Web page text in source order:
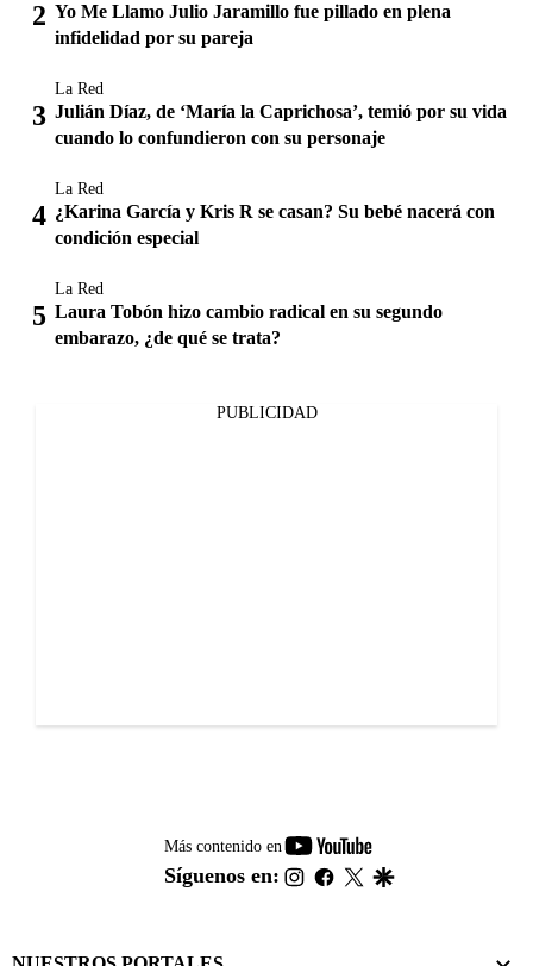
Yo Me Llamo Julio Jaramillo fue pillado en plena
infidelidad por su pareja
La Red
Julián Díaz, de ‘María la Caprichosa’, temió por su vida
cuando lo confundieron con su personaje
La Red
¿Karina García y Kris R se casan? Su bebé nacerá con
condición especial
La Red
Laura Tobón hizo cambio radical en su segundo
embarazo, ¿de qué se trata?
PUBLICIDAD
Más contenido en
youtube-
footer
Síguenos en: instagram
facebook
twitter